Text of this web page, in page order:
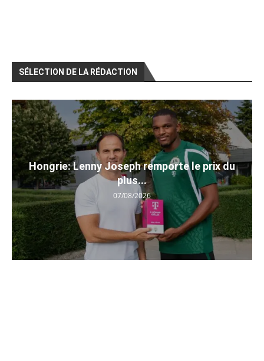
SÉLECTION DE LA RÉDACTION
Hongrie: Lenny Joseph remporte le prix du
plus...
07/08/2026